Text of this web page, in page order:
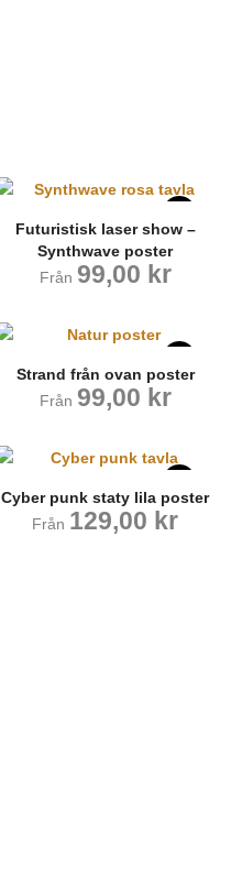
Futuristisk laser show –
Synthwave poster
Från 99,00 kr
Strand från ovan poster
Från 99,00 kr
Cyber punk staty lila poster
Från 129,00 kr